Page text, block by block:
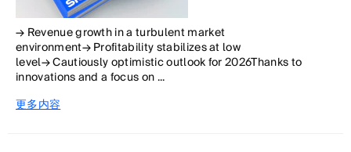
→ Revenue growth in a turbulent market
environment→ Profitability stabilizes at low
level→ Cautiously optimistic outlook for 2026Thanks to
innovations and a focus on ...
更多内容